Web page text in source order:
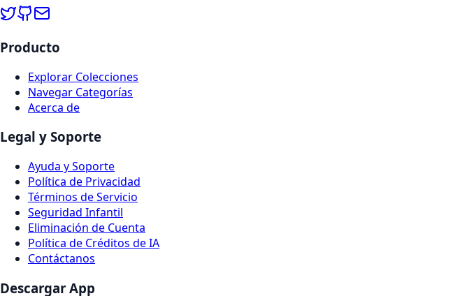
Producto
Explorar Colecciones
Navegar Categorías
Acerca de
Legal y Soporte
Ayuda y Soporte
Política de Privacidad
Términos de Servicio
Seguridad Infantil
Eliminación de Cuenta
Política de Créditos de IA
Contáctanos
Descargar App